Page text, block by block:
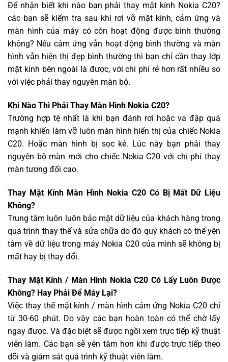
Để nhận biết khi nào bạn phải thay mặt kính Nokia C20?
các bạn sẽ kiểm tra sau khi rơi vỡ mặt kính, cảm ứng và
màn hình của máy có còn hoạt động được bình thường
không? Nếu cảm ứng vẫn hoạt động bình thường và màn
hình vẫn hiện thị đẹp bình thường thì bạn chỉ cần thay lớp
mặt kính bên ngoài là được, với chi phí rẻ hơn rất nhiều so
với việc phải thay nguyên màn bộ.
Khi Nào Thì Phải Thay Màn Hình Nokia C20?
Trường hợp tệ nhất là khi bạn đánh rơi hoặc va đập quá
mạnh khiến làm vỡ luôn màn hình hiển thị của chiếc Nokia
C20. Hoặc màn hình bị sọc kẻ. Lúc này bạn phải thay
nguyên bộ màn mới cho chiếc Nokia C20 với chi phí thay
màn tương đối cao.
Thay Mặt Kính Màn Hình Nokia C20 Có Bị Mất Dữ Liệu
Không?
Trung tâm luôn luôn bảo mật dữ liệu của khách hàng trong
quá trình thay thế và sửa chữa do đó quý khách có thể yên
tâm về dữ liệu trong máy Nokia C20 của mình sẽ không bị
mất hay bị thay đổi.
Thay Mặt Kính / Màn Hình Nokia C20 Có Lấy Luôn Được
Không? Hay Phải Để Máy Lại?
Việc thay thế mặt kính / màn hình cảm ứng Nokia C20 chỉ
từ 30-60 phút. Do vậy các bạn hoàn toàn có thể chờ lấy
ngay được. Và đặc biệt sẽ được ngồi xem trực tiếp kỹ thuật
viên làm. Các bạn sẽ yên tâm hơn khi được trực tiếp theo
dõi và giám sát quá trình kỹ thuật viên làm.